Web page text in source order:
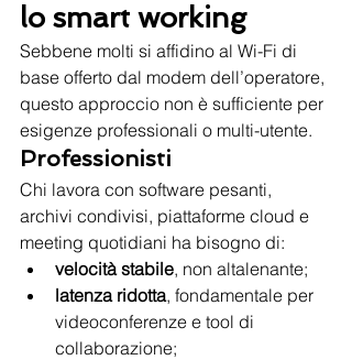
lo smart working
Sebbene molti si affidino al Wi-Fi di
base offerto dal modem dell’operatore,
questo approccio non è sufficiente per
esigenze professionali o multi-utente.
Professionisti
Chi lavora con software pesanti,
archivi condivisi, piattaforme cloud e
meeting quotidiani ha bisogno di:
velocità stabile, non altalenante;
latenza ridotta, fondamentale per
videoconferenze e tool di
collaborazione;